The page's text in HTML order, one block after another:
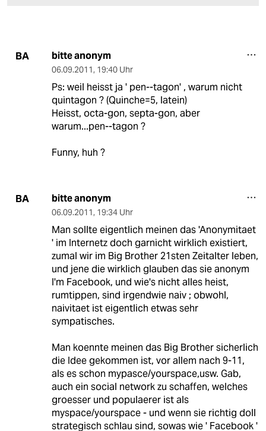
BA bitte anonym
06.09.2011, 19:40 Uhr
Ps: weil heisst ja ' pen--tagon' , warum nicht
quintagon ? (Quinche=5, latein)
Heisst, octa-gon, septa-gon, aber
warum...pen--tagon ?
Funny, huh ?
BA bitte anonym
06.09.2011, 19:34 Uhr
Man sollte eigentlich meinen das 'Anonymitaet
' im Internetz doch garnicht wirklich existiert,
zumal wir im Big Brother 21sten Zeitalter leben,
und jene die wirklich glauben das sie anonym
I'm Facebook, und wie's nicht alles heist,
rumtippen, sind irgendwie naiv ; obwohl,
naivitaet ist eigentlich etwas sehr
sympatisches.
Man koennte meinen das Big Brother sicherlich
die Idee gekommen ist, vor allem nach 9-11,
als es schon mypasce/yourspace,usw. Gab,
auch ein social network zu schaffen, welches
groesser und populaerer ist als
myspace/yourspace - und wenn sie richtig doll
strategisch schlau sind, sowas wie ' Facebook '